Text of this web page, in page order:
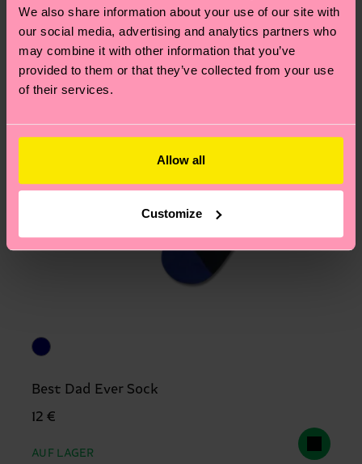
We also share information about your use of our site with
our social media, advertising and analytics partners who
may combine it with other information that you’ve
provided to them or that they’ve collected from your use
of their services.
Allow all
Customize
Hilfebereich im Artikel Retouren findest du die
am häufigsten gestellten Fragen.
Best Dad Ever Sock
12 €
AUF LAGER